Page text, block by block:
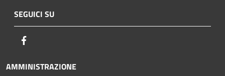
SEGUICI SU
AMMINISTRAZIONE